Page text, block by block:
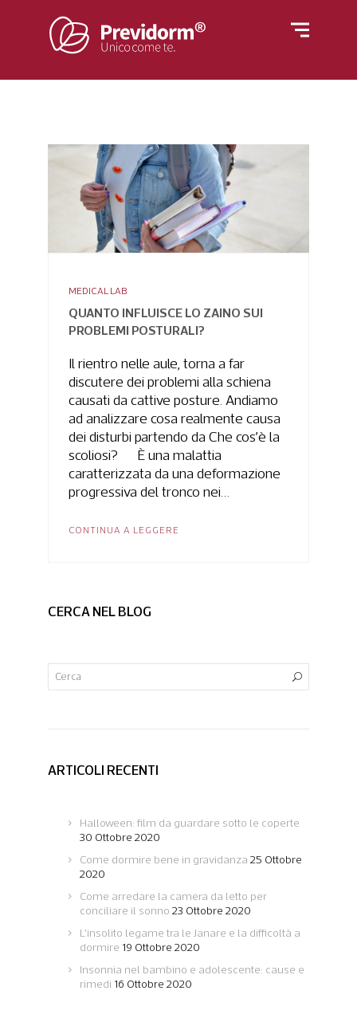
Home
Materassi
Rivestimenti
Cuscini e guanciali
MEDICAL LAB
QUANTO INFLUISCE LO ZAINO SUI
PROBLEMI POSTURALI?
Il rientro nelle aule, torna a far
discutere dei problemi alla schiena
causati da cattive posture. Andiamo
ad analizzare cosa realmente causa
dei disturbi partendo da Che cos’è la
scoliosi? È una malattia
caratterizzata da una deformazione
progressiva del tronco nei…
CONTINUA A LEGGERE
CERCA NEL BLOG
ARTICOLI RECENTI
Halloween: film da guardare sotto le coperte
30 Ottobre 2020
Come dormire bene in gravidanza 25 Ottobre
2020
Come arredare la camera da letto per
conciliare il sonno 23 Ottobre 2020
L’insolito legame tra le Janare e la difficoltà a
dormire 19 Ottobre 2020
Insonnia nel bambino e adolescente: cause e
rimedi 16 Ottobre 2020